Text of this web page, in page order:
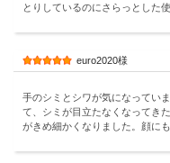
とりしているのにさらっとした
euro2020様
手のシミとシワが気になってい
て、シミが目立たなくなってき
がきめ細かくなりました。顔に